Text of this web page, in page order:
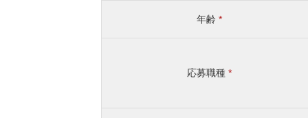
年齢 *
応募職種 *